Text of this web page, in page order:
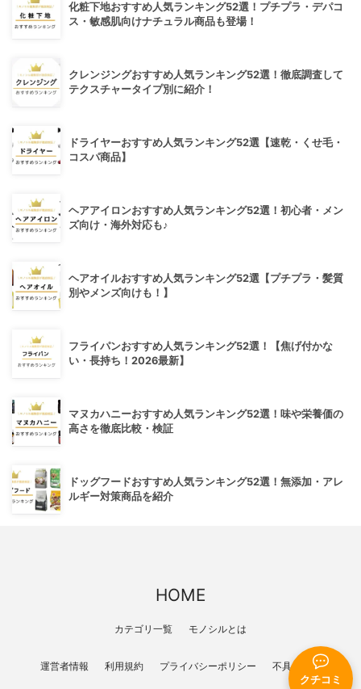
クチコミ
化粧下地おすすめ人気ランキング52選！プチプラ・デパコ
ス・敏感肌向けナチュラル商品も登場！
クレンジングおすすめ人気ランキング52選！徹底調査して
テクスチャータイプ別に紹介！
ドライヤーおすすめ人気ランキング52選【速乾・くせ毛・
コスパ商品】
ヘアアイロンおすすめ人気ランキング52選！初心者・メン
ズ向け・海外対応も♪
ヘアオイルおすすめ人気ランキング52選【プチプラ・髪質
別やメンズ向けも！】
フライパンおすすめ人気ランキング52選！【焦げ付かな
い・長持ち！2026最新】
マヌカハニーおすすめ人気ランキング52選！味や栄養価の
高さを徹底比較・検証
ドッグフードおすすめ人気ランキング52選！無添加・アレ
ルギー対策商品を紹介
HOME
カテゴリ一覧 モノシルとは
運営者情報 利用規約 プライバシーポリシー 不具合報告